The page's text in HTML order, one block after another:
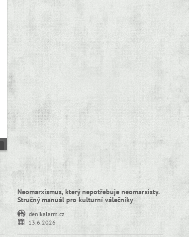
Neomarxismus, který nepotřebuje neomarxisty.
Stručný manuál pro kulturní válečníky
denikalarm.cz
13.6.2026